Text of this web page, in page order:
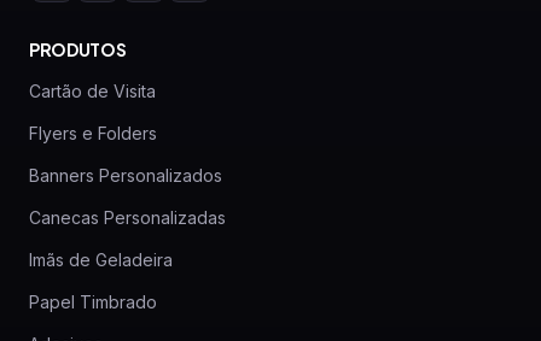
PRODUTOS
Cartão de Visita
Flyers e Folders
Banners Personalizados
Canecas Personalizadas
Imãs de Geladeira
Papel Timbrado